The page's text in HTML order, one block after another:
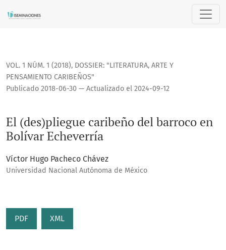
El (des)pliegue caribeño del barroco en Bolívar Echeverría
VOL. 1 NÚM. 1 (2018), DOSSIER: "LITERATURA, ARTE Y
PENSAMIENTO CARIBEÑOS"
El (des)pliegue caribeño del barroco en
Bolívar Echeverría
Publicado 2018-06-30 — Actualizado el 2024-09-12
Víctor Hugo Pacheco Chávez
Universidad Nacional Autónoma de México
PDF XML